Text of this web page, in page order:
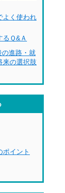
よく使われ
Ｑ&Ａ
進路・就
来の選択肢
ポイント